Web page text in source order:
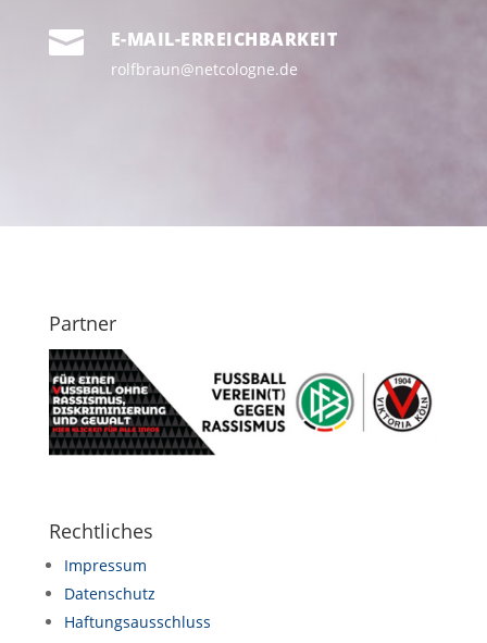
 E-MAIL-ERREICHBARKEIT
rolfbraun@netcologne.de
Partner
Rechtliches
Impressum
Datenschutz
Haftungsausschluss